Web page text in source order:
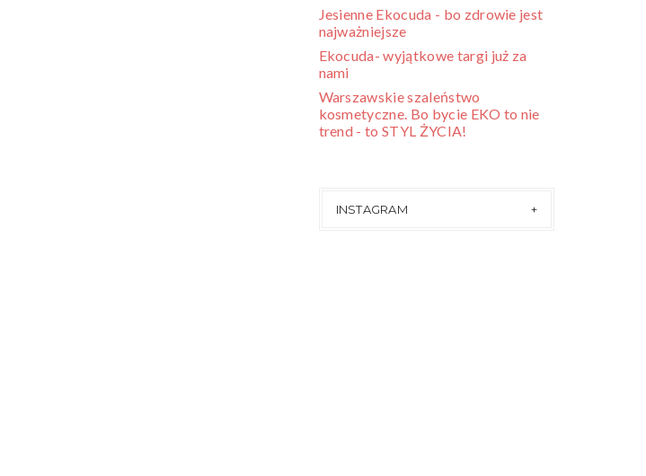
Jesienne Ekocuda - bo zdrowie jest
najważniejsze
Ekocuda- wyjątkowe targi już za
nami
Warszawskie szaleństwo
kosmetyczne. Bo bycie EKO to nie
trend - to STYL ŻYCIA!
INSTAGRAM